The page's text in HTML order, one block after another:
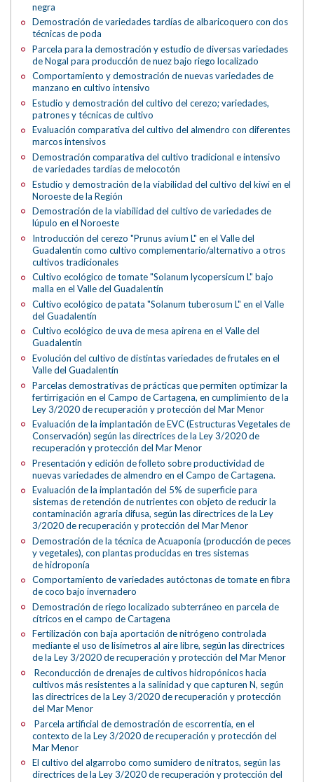
negra
Demostración de variedades tardías de albaricoquero con dos
técnicas de poda
Parcela para la demostración y estudio de diversas variedades
de Nogal para producción de nuez bajo riego localizado
Comportamiento y demostración de nuevas variedades de
manzano en cultivo intensivo
Estudio y demostración del cultivo del cerezo; variedades,
patrones y técnicas de cultivo
Evaluación comparativa del cultivo del almendro con diferentes
marcos intensivos
Demostración comparativa del cultivo tradicional e intensivo
de variedades tardías de melocotón
Estudio y demostración de la viabilidad del cultivo del kiwi en el
Noroeste de la Región
Demostración de la viabilidad del cultivo de variedades de
lúpulo en el Noroeste
Introducción del cerezo "Prunus avium L" en el Valle del
Guadalentín como cultivo complementario/alternativo a otros
cultivos tradicionales
Cultivo ecológico de tomate "Solanum lycopersicum L" bajo
malla en el Valle del Guadalentín
Cultivo ecológico de patata "Solanum tuberosum L" en el Valle
del Guadalentín
Cultivo ecológico de uva de mesa apirena en el Valle del
Guadalentín
Evolución del cultivo de distintas variedades de frutales en el
Valle del Guadalentín
Parcelas demostrativas de prácticas que permiten optimizar la
fertirrigación en el Campo de Cartagena, en cumplimiento de la
Ley 3/2020 de recuperación y protección del Mar Menor
Evaluación de la implantación de EVC (Estructuras Vegetales de
Conservación) según las directrices de la Ley 3/2020 de
recuperación y protección del Mar Menor
Presentación y edición de folleto sobre productividad de
nuevas variedades de almendro en el Campo de Cartagena.
Evaluación de la implantación del 5% de superficie para
sistemas de retención de nutrientes con objeto de reducir la
contaminación agraria difusa, según las directrices de la Ley
3/2020 de recuperación y protección del Mar Menor
Demostración de la técnica de Acuaponía (producción de peces
y vegetales), con plantas producidas en tres sistemas
de hidroponía
Comportamiento de variedades autóctonas de tomate en fibra
de coco bajo invernadero
Demostración de riego localizado subterráneo en parcela de
cítricos en el campo de Cartagena
Fertilización con baja aportación de nitrógeno controlada
mediante el uso de lisímetros al aire libre, según las directrices
de la Ley 3/2020 de recuperación y protección del Mar Menor
Reconducción de drenajes de cultivos hidropónicos hacia
cultivos más resistentes a la salinidad y que capturen N, según
las directrices de la Ley 3/2020 de recuperación y protección
del Mar Menor
Parcela artificial de demostración de escorrentía, en el
contexto de la Ley 3/2020 de recuperación y protección del
Mar Menor
El cultivo del algarrobo como sumidero de nitratos, según las
directrices de la Ley 3/2020 de recuperación y protección del